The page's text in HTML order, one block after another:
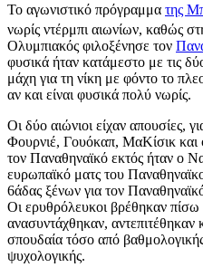
Το αγωνιστικό πρόγραμμα της
νωρίς ντέρμπι αιωνίων, καθώς
Ολυμπιακός φιλοξένησε τον
φυσικά ήταν κατάμεστο με τις
μάχη για τη νίκη με φόντο το
αν και είναι φυσικά πολύ νωρίς.
Οι δύο αιώνιοι είχαν απουσίες,
Φουρνιέ, Γουόκαπ, ΜαΚίσικ και
τον Παναθηναϊκό εκτός ήταν ο
ευρωπαϊκό ματς του
6άδας ξένων για τον
Οι ερυθρόλευκοι βρέθηκαν
ανασυντάχθηκαν, αντεπιτέθηκαν
σπουδαία τόσο από
ψυχολογικής.